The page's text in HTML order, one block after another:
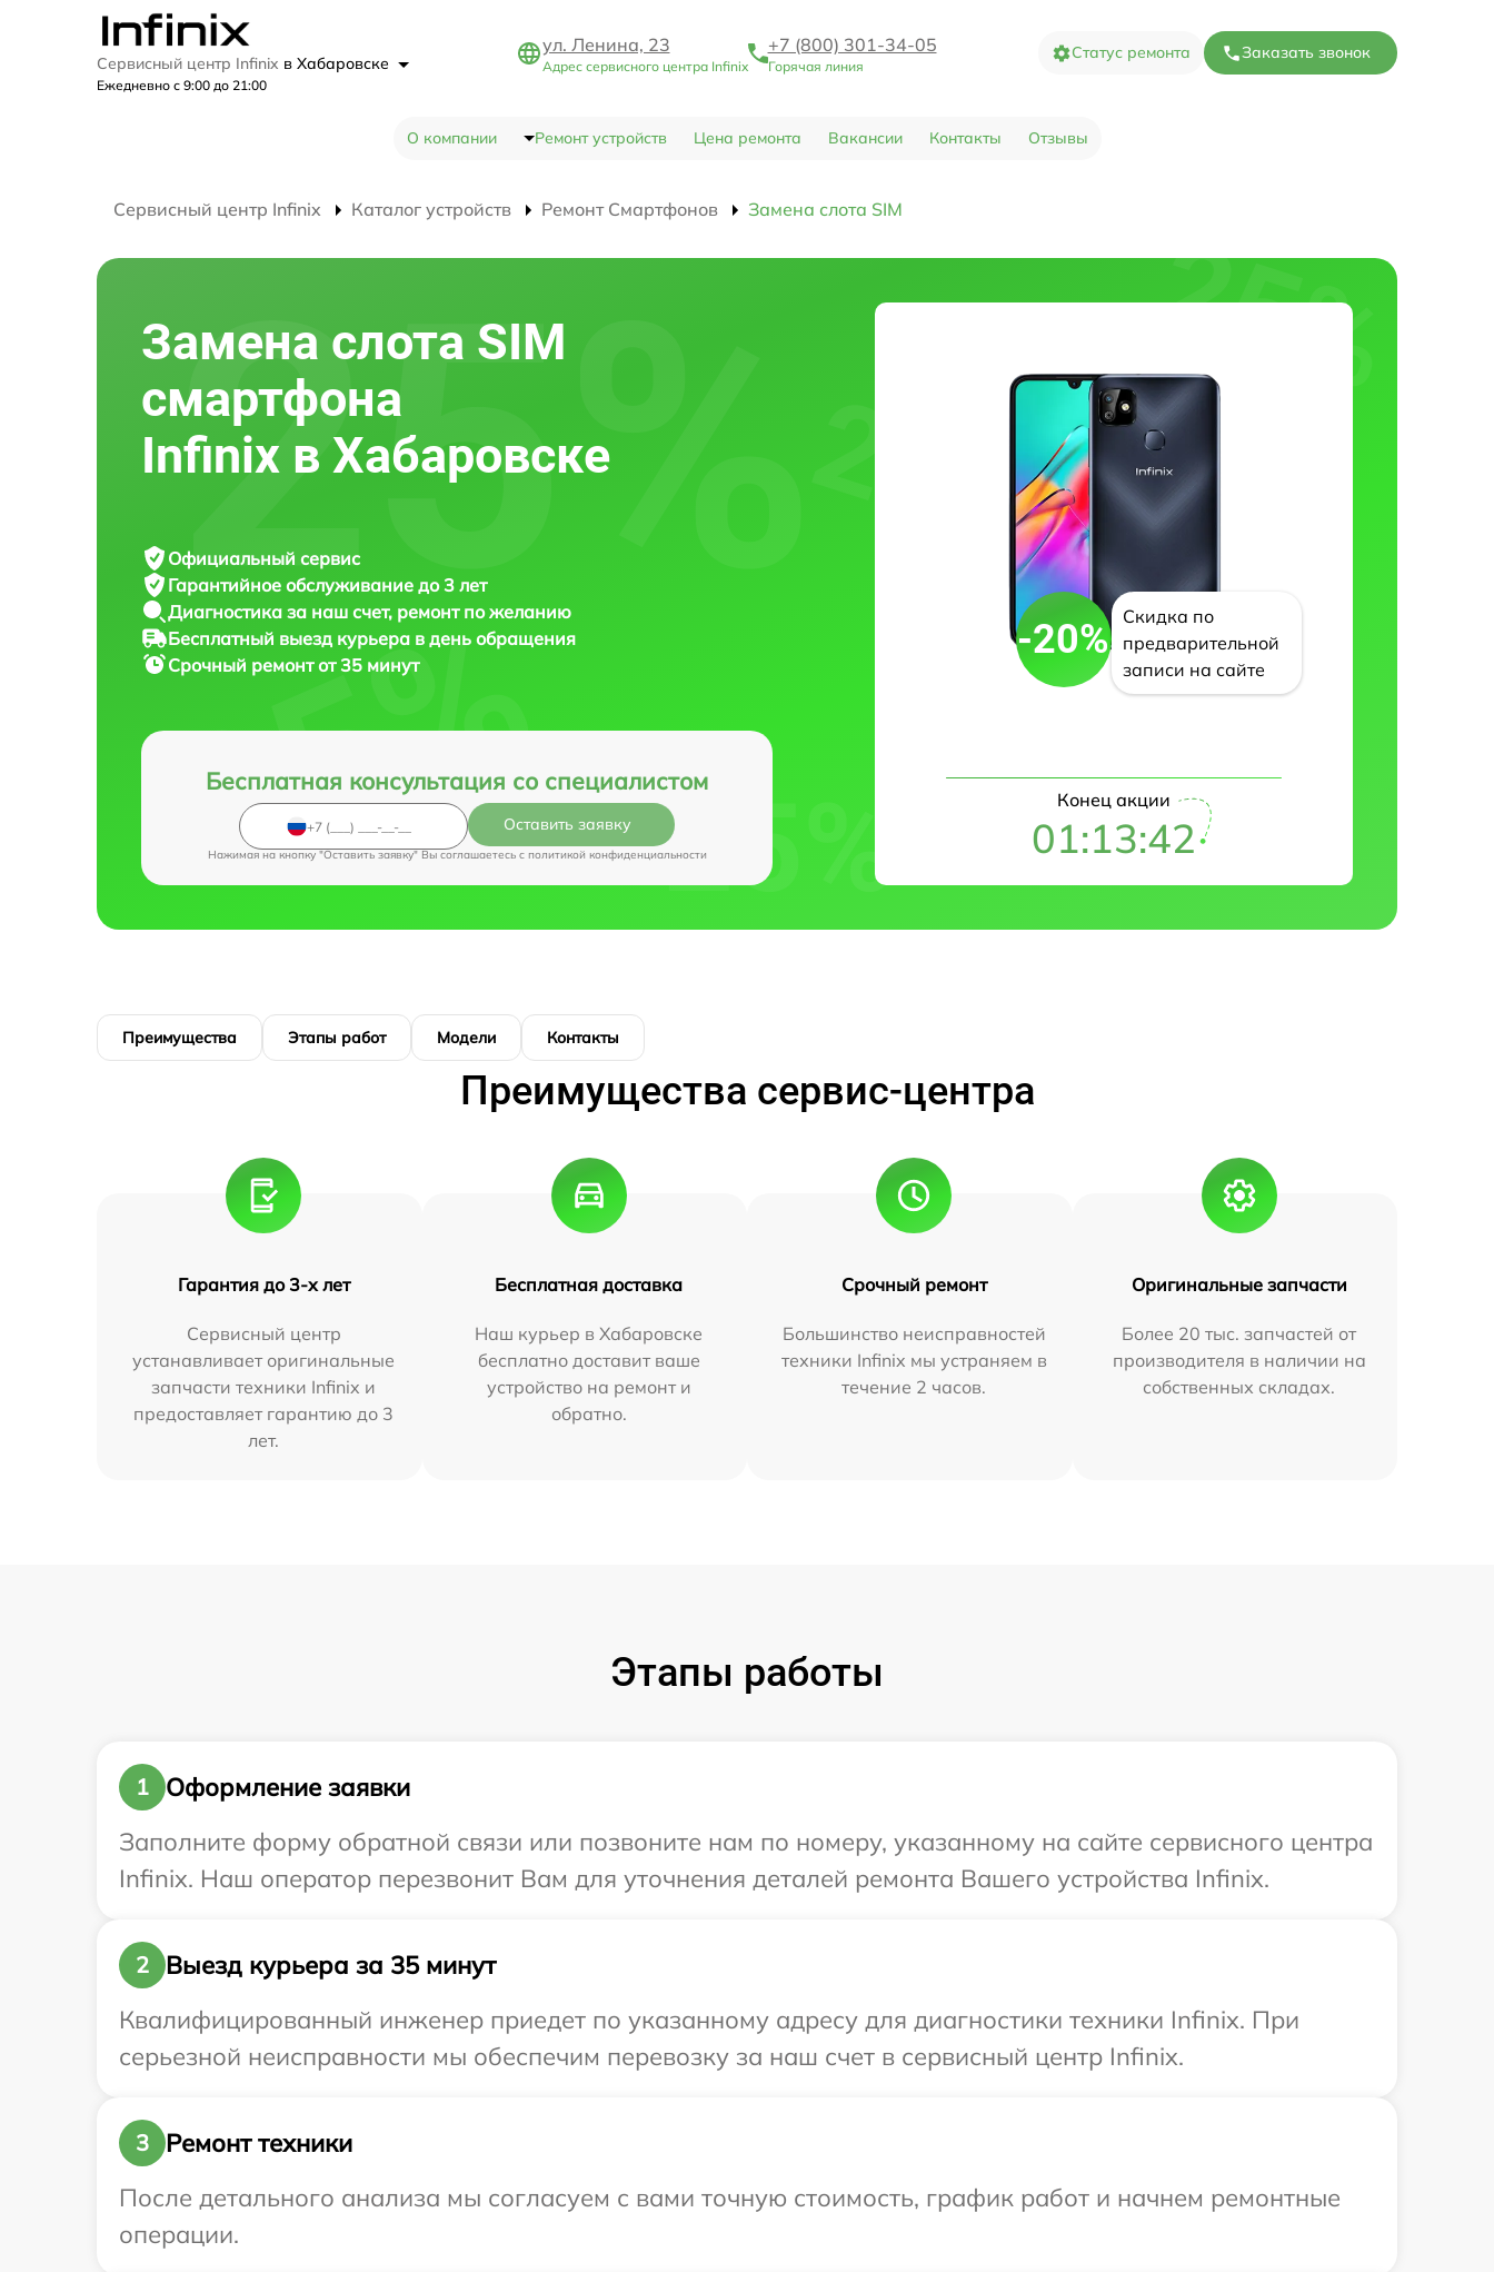
Сервисный центр Infinix в Хабаровске
Ежедневно с 9:00 до 21:00
ул. Ленина, 23
Адрес сервисного центра Infinix
+7 (800) 301-34-05
Горячая линия
Статус ремонта Заказать звонок
О компании Ремонт устройств Цена ремонта Вакансии Контакты Отзывы
Сервисный центр Infinix Каталог устройств Ремонт Смартфонов Замена слота SIM
Замена слота SIM
смартфона
Infinix в Хабаровске
Официальный сервис
Гарантийное обслуживание до 3 лет
Диагностика за наш счет, ремонт по желанию
Бесплатный выезд курьера в день обращения
Срочный ремонтот 35 минут
Бесплатная консультация со специалистом
Оставить заявку
Нажимая на кнопку "Оставить заявку" Вы соглашаетесь c политикой конфиденциальности
-20%
Скидка по
предварительной
записи на сайте
Конец акции
01:13:41
Преимущества Этапы работ Модели Контакты
Преимущества сервис-центра
Гарантия до 3-х лет
Сервисный центр
устанавливает оригинальные
запчасти техники Infinix и
предоставляет гарантию до 3
лет.
Бесплатная доставка
Наш курьер в Хабаровске
бесплатно доставит ваше
устройство на ремонт и
обратно.
Срочный ремонт
Большинство неисправностей
техники Infinix мы устраняем в
течение 2 часов.
Оригинальные запчасти
Более 20 тыс. запчастей от
производителя в наличии на
собственных складах.
Этапы работы
1
Оформление заявки
Заполните форму обратной связи или позвоните нам по номеру, указанному на сайте сервисного центра
Infinix. Наш оператор перезвонит Вам для уточнения деталей ремонта Вашего устройства Infinix.
2
Выезд курьера за 35 минут
Квалифицированный инженер приедет по указанному адресу для диагностики техники Infinix. При
серьезной неисправности мы обеспечим перевозку за наш счет в сервисный центр Infinix.
3
Ремонт техники
После детального анализа мы согласуем с вами точную стоимость, график работ и начнем ремонтные
операции.